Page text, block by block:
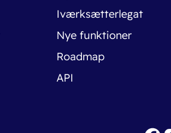
Iværksætterlegat
Nye funktioner
Roadmap
API